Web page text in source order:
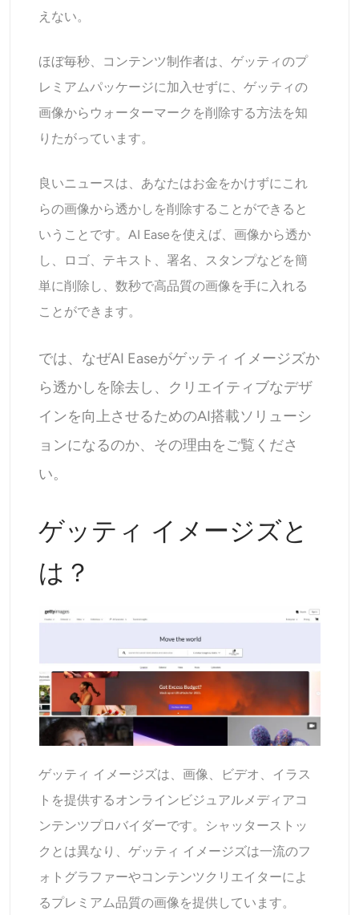
衣類チェンジャー
AIベイビー
AIフィルター
ヘッドショットジェネレータープロ
パスポート写真メーカー
ビデオツール
ビデオエフェクト
ビデオエンハンサー
えない。
ほぼ毎秒、コンテンツ制作者は、ゲッティのプ
レミアムパッケージに加入せずに、ゲッティの
画像からウォーターマークを削除する方法を知
りたがっています。
良いニュースは、あなたはお金をかけずにこれ
らの画像から透かしを削除することができると
いうことです。AI Easeを使えば、画像から透か
し、ロゴ、テキスト、署名、スタンプなどを簡
単に削除し、数秒で高品質の画像を手に入れる
ことができます。
では、なぜAI Easeがゲッティ イメージズか
ら透かしを除去し、クリエイティブなデザ
インを向上させるためのAI搭載ソリューシ
ョンになるのか、その理由をご覧くださ
い。
ゲッティ イメージズと
は？
ゲッティ イメージズは、画像、ビデオ、イラス
トを提供するオンラインビジュアルメディアコ
ンテンツプロバイダーです。シャッターストッ
クとは異なり、ゲッティ イメージズは一流のフ
ォトグラファーやコンテンツクリエイターによ
るプレミアム品質の画像を提供しています。